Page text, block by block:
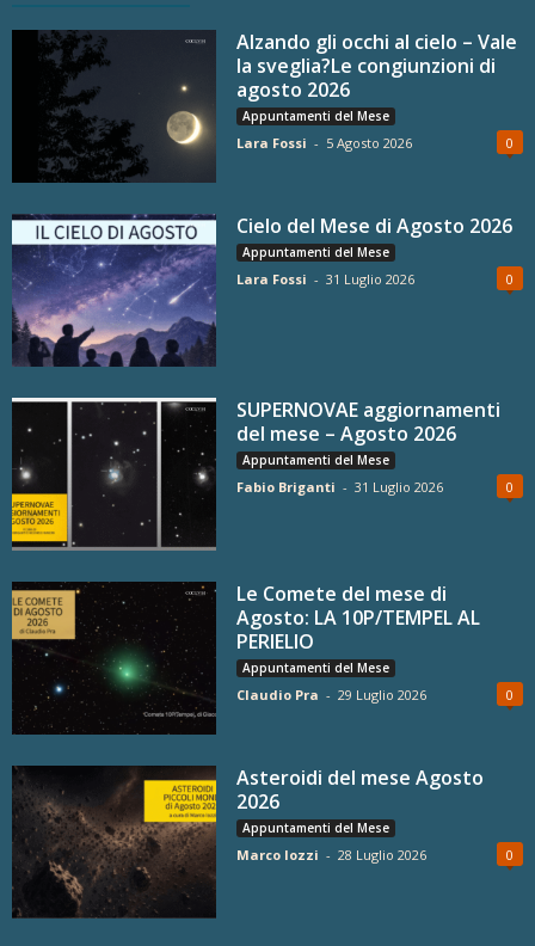
Alzando gli occhi al cielo – Vale
la sveglia?Le congiunzioni di
agosto 2026
Appuntamenti del Mese
Lara Fossi - 5 Agosto 2026 0
Cielo del Mese di Agosto 2026
Appuntamenti del Mese
Lara Fossi - 31 Luglio 2026 0
SUPERNOVAE aggiornamenti
del mese – Agosto 2026
Appuntamenti del Mese
Fabio Briganti - 31 Luglio 2026 0
Le Comete del mese di
Agosto: LA 10P/TEMPEL AL
PERIELIO
Appuntamenti del Mese
Claudio Pra - 29 Luglio 2026 0
Asteroidi del mese Agosto
2026
Appuntamenti del Mese
Marco Iozzi - 28 Luglio 2026 0